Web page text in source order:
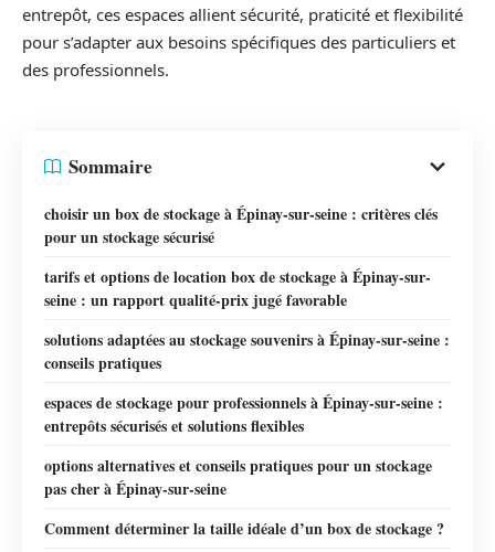
entrepôt, ces espaces allient sécurité, praticité et flexibilité
pour s’adapter aux besoins spécifiques des particuliers et
des professionnels.
Sommaire
choisir un box de stockage à Épinay-sur-seine : critères clés
pour un stockage sécurisé
tarifs et options de location box de stockage à Épinay-sur-
seine : un rapport qualité-prix jugé favorable
solutions adaptées au stockage souvenirs à Épinay-sur-seine :
conseils pratiques
espaces de stockage pour professionnels à Épinay-sur-seine :
entrepôts sécurisés et solutions flexibles
options alternatives et conseils pratiques pour un stockage
pas cher à Épinay-sur-seine
Comment déterminer la taille idéale d’un box de stockage ?